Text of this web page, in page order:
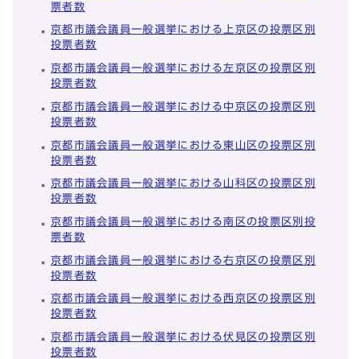
票者数
京都市議会議員一般選挙における上京区の投票区別
投票者数
京都市議会議員一般選挙における左京区の投票区別
投票者数
京都市議会議員一般選挙における中京区の投票区別
投票者数
京都市議会議員一般選挙における東山区の投票区別
投票者数
京都市議会議員一般選挙における山科区の投票区別
投票者数
京都市議会議員一般選挙における南区の投票区別投
票者数
京都市議会議員一般選挙における右京区の投票区別
投票者数
京都市議会議員一般選挙における西京区の投票区別
投票者数
京都市議会議員一般選挙における伏見区の投票区別
投票者数